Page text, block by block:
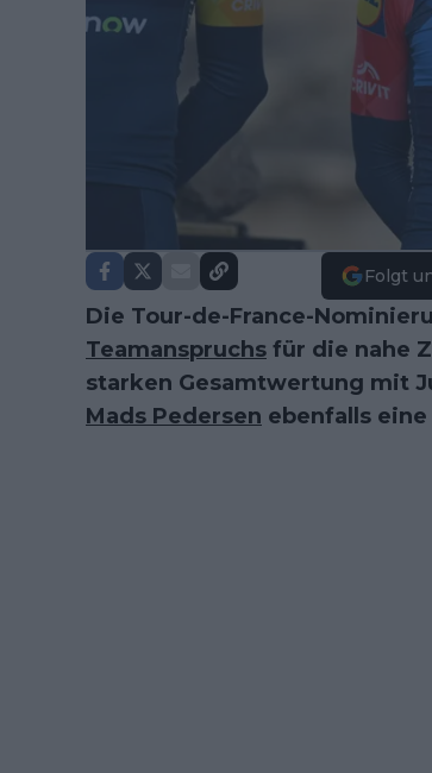
Folgt
Die Tour-de-France-
Teamanspruchs für die nahe
starken Gesamtwertung mit
Mads Pedersen ebenfalls